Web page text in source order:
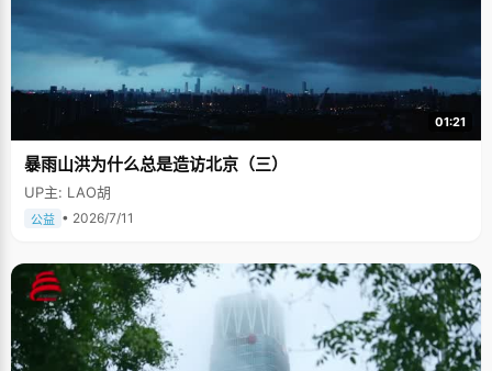
01:21
暴雨山洪为什么总是造访北京（三）
UP主: LAO胡
公益 • 2026/7/11